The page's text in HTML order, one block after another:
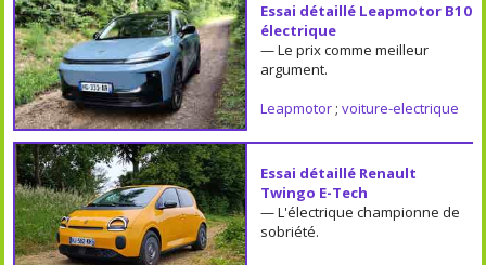
Essai détaillé Leapmotor B10
électrique
— Le prix comme meilleur
argument.
Leapmotor; voiture-electrique
Essai détaillé Renault
Twingo E-Tech
— L'électrique championne de
sobriété.